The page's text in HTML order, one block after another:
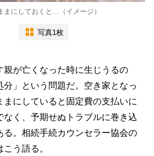
まにしておくと…（イメージ）
写真1枚
が亡くなった時に生じうるの
分」という問題だ。空き家となっ
まにしていると固定費の支払いに
なく、予期せぬトラブルに巻き込
る。相続手続カウンセラー協会の
う語る。